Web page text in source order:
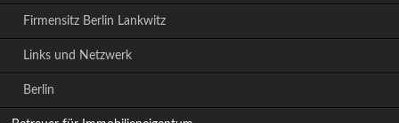
Firmensitz Berlin Lankwitz
Links und Netzwerk
Berlin